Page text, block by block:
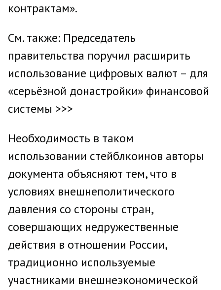
контрактам».
См. также: Председатель
правительства поручил расширить
использование цифровых валют – для
«серьёзной донастройки» финансовой
системы >>>
Необходимость в таком
использовании стейблкоинов авторы
документа объясняют тем, что в
условиях внешнеполитического
давления со стороны стран,
совершающих недружественные
действия в отношении России,
традиционно используемые
участниками внешнеэкономической